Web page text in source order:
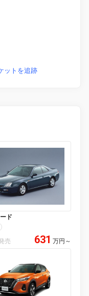
ットを追跡
ド
売 631 万円 ～